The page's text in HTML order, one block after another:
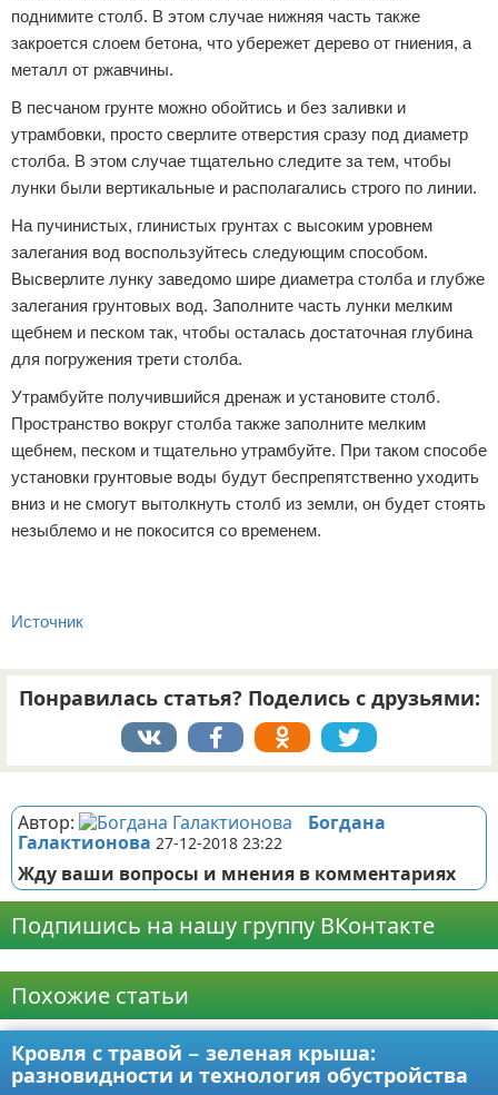
поднимите столб. В этом случае нижняя часть также
закроется слоем бетона, что убережет дерево от гниения, а
металл от ржавчины.
В песчаном грунте можно обойтись и без заливки и
утрамбовки, просто сверлите отверстия сразу под диаметр
столба. В этом случае тщательно следите за тем, чтобы
лунки были вертикальные и располагались строго по линии.
На пучинистых, глинистых грунтах с высоким уровнем
залегания вод воспользуйтесь следующим способом.
Высверлите лунку заведомо шире диаметра столба и глубже
залегания грунтовых вод. Заполните часть лунки мелким
щебнем и песком так, чтобы осталась достаточная глубина
для погружения трети столба.
Утрамбуйте получившийся дренаж и установите столб.
Пространство вокруг столба также заполните мелким
щебнем, песком и тщательно утрамбуйте. При таком способе
установки грунтовые воды будут беспрепятственно уходить
вниз и не смогут вытолкнуть столб из земли, он будет стоять
незыблемо и не покосится со временем.
Источник
Понравилась статья? Поделись с друзьями:
Автор:
Богдана
Галактионова 27-12-2018 23:22
Жду ваши вопросы и мнения в комментариях
Подпишись на нашу группу ВКонтакте
Похожие статьи
Кровля с травой − зеленая крыша:
разновидности и технология обустройства